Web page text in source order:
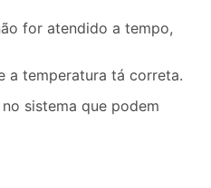
for atendido a tempo,
a temperatura tá correta.
sistema que podem